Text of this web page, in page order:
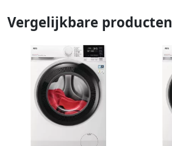
Vergelijkbare producten